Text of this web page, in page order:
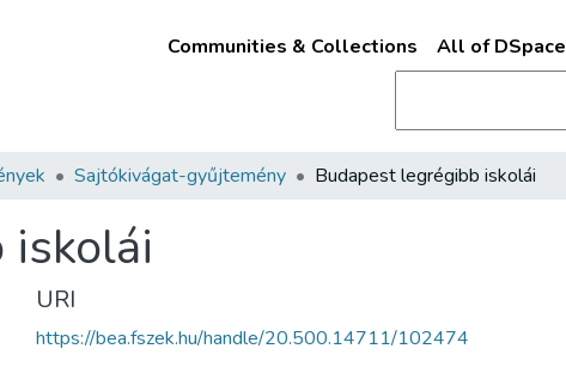
Communities & Collections All of DSpace
Sajtókivágat-gyűjtemény Budapest legrégibb iskolái
iskolái
URI
https://bea.fszek.hu/handle/20.500.14711/102474